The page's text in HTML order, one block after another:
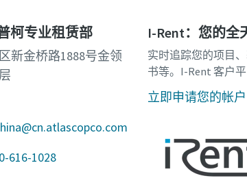
柯专业租赁部
新金桥路1888号金领
616-1028
I-Rent：您的全
实时追踪您的项目
书等。I-Rent 客户
立即申请您的帐户